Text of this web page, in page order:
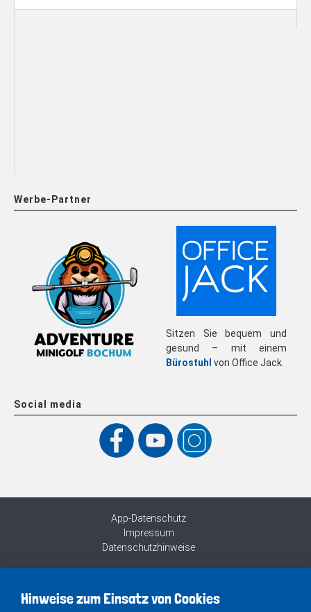
Werbe-Partner
Sitzen Sie bequem und
gesund – mit einem
Bürostuhl von Office Jack.
Social media
App-Datenschutz
Impressum
Datenschutzhinweise
Hinweise zum Einsatz von Cookies